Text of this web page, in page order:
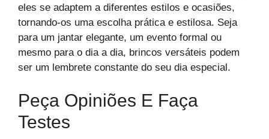
eles se adaptem a diferentes estilos e ocasiões,
tornando-os uma escolha prática e estilosa. Seja
para um jantar elegante, um evento formal ou
mesmo para o dia a dia, brincos versáteis podem
ser um lembrete constante do seu dia especial.
Peça Opiniões E Faça
Testes